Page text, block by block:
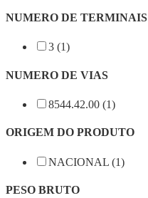
NUMERO DE TERMINAIS
3 (1)
NUMERO DE VIAS
8544.42.00 (1)
ORIGEM DO PRODUTO
NACIONAL (1)
PESO BRUTO